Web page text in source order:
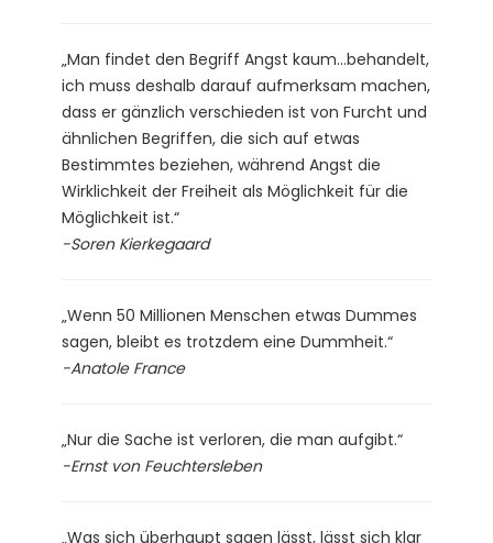
„Man findet den Begriff Angst kaum…behandelt,
ich muss deshalb darauf aufmerksam machen,
dass er gänzlich verschieden ist von Furcht und
ähnlichen Begriffen, die sich auf etwas
Bestimmtes beziehen, während Angst die
Wirklichkeit der Freiheit als Möglichkeit für die
Möglichkeit ist.“
-Soren Kierkegaard
„Wenn 50 Millionen Menschen etwas Dummes
sagen, bleibt es trotzdem eine Dummheit.“
-Anatole France
„Nur die Sache ist verloren, die man aufgibt.“
-Ernst von Feuchtersleben
„Was sich überhaupt sagen lässt, lässt sich klar